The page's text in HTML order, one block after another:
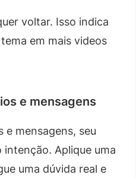
voltar. Isso indica
em mais videos
e mensagens
e mensagens, seu
Aplique uma
uma dúvida real e